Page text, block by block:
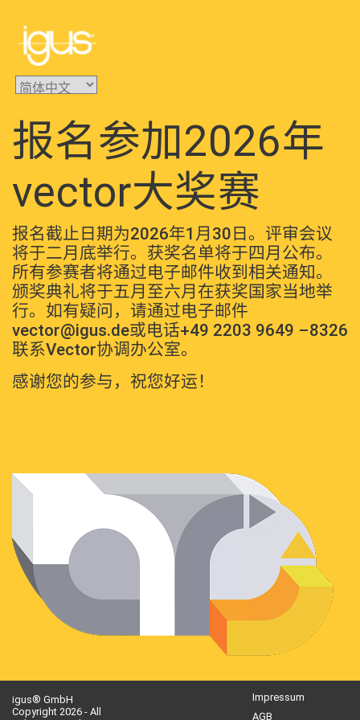
报名参加2026年
vector大奖赛
报名截止日期为2026年1月30日。评审会议
将于二月底举行。获奖名单将于四月公布。
所有参赛者将通过电子邮件收到相关通知。
颁奖典礼将于五月至六月在获奖国家当地举
行。如有疑问，请通过电子邮件
vector@igus.de或电话+49 2203 9649 –8326
联系Vector协调办公室。
感谢您的参与，祝您好运！
igus® GmbH
Copyright 2026 - All
Impressum
AGB